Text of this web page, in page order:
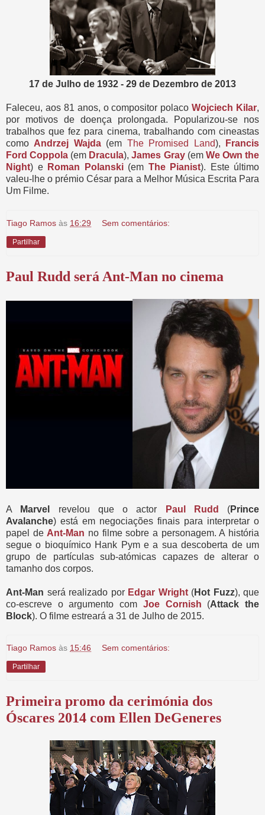
17 de Julho de 1932 - 29 de Dezembro de 2013
Faleceu, aos 81 anos, o compositor polacoWojciech Kilar,
por motivos de doença prolongada. Popularizou-se nos
trabalhos que fez para cinema, trabalhando com cineastas
como Andrzej Wajda(em The Promised Land),
Francis
Ford Coppola (em Dracula),James Gray (em We Own the
Night) e Roman Polanski(em The Pianist). Este último
valeu-lhe o prémio César para a Melhor Música Escrita Para
Um Filme.
Tiago Ramos às 16:29 Sem comentários:
Partilhar
Paul Rudd será Ant-Man no cinema
A Marvel revelou que o actor Paul Rudd (Prince
Avalanche) está em negociações finais para interpretar o
papel de Ant-Man no filme sobre a personagem. A história
segue o bioquímico Hank Pym e a sua descoberta de um
grupo de partículas sub-atómicas capazes de alterar o
tamanho dos corpos.
Ant-Man será realizado por Edgar Wright(Hot Fuzz), que
co-escreve o argumento com Joe Cornish (Attack the
Block). O filme estreará a 31 de Julho de 2015.
Tiago Ramos às 15:46 Sem comentários:
Partilhar
Primeira promo da cerimónia dos
Óscares 2014 com Ellen DeGeneres